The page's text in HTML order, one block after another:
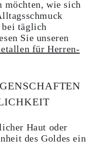
möchten, wie sich
täglich
Sie unseren
für Herren-
Haut oder
des Goldes ein